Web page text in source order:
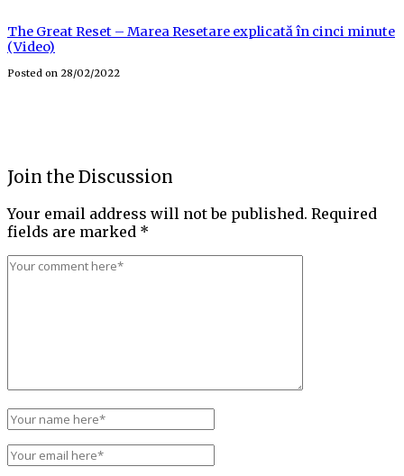
The Great Reset – Marea Resetare explicată în cinci minute
(Video)
Posted on 28/02/2022
Join the Discussion
Your email address will not be published. Required
fields are marked *